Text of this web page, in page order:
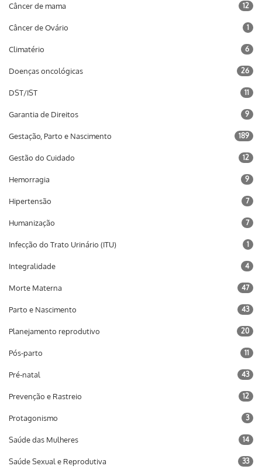
Câncer de mama 12
Câncer de Ovário 1
Climatério 6
Doenças oncológicas 26
DST/IST 11
Garantia de Direitos 9
Gestação, Parto e Nascimento 189
Gestão do Cuidado 12
Hemorragia 9
Hipertensão 7
Humanização 7
Infecção do Trato Urinário (ITU) 1
Integralidade 4
Morte Materna 47
Parto e Nascimento 43
Planejamento reprodutivo 20
Pós-parto 11
Pré-natal 43
Prevenção e Rastreio 12
Protagonismo 3
Saúde das Mulheres 14
Saúde Sexual e Reprodutiva 33